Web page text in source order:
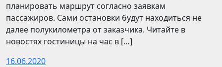
планировать маршрут согласно заявкам
пассажиров. Сами остановки будут находиться не
далее полукилометра от заказчика. Читайте в
новостях гостиницы на час в […]
16.06.2020